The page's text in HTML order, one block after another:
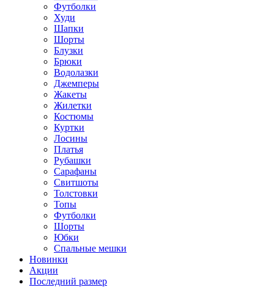
Футболки
Худи
Шапки
Шорты
Блузки
Брюки
Водолазки
Джемперы
Жакеты
Жилетки
Костюмы
Куртки
Лосины
Платья
Рубашки
Сарафаны
Свитшоты
Толстовки
Топы
Футболки
Шорты
Юбки
Спальные мешки
Новинки
Акции
Последний размер